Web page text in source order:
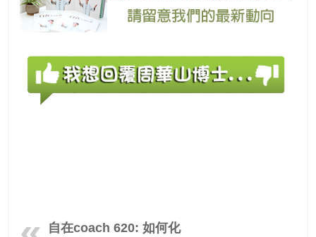
自在coach 620: 如何化